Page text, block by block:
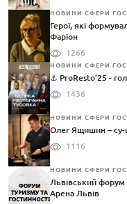
НОВИНИ СФЕРИ
Герої, які
Фаріон
1266
НОВИНИ СФЕРИ
⚓️ ProResto’25 -
1436
НОВИНИ СФЕРИ
Олег Ящишин – су-
1116
НОВИНИ СФЕРИ
Львівський форум
Арена Львів